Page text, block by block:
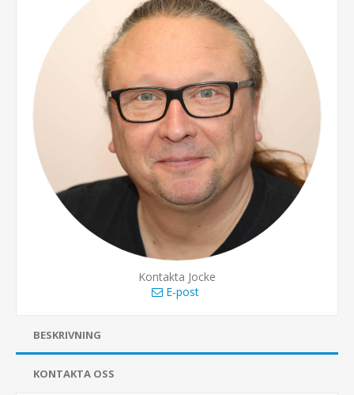
Kontakta Jocke
E-post
BESKRIVNING
KONTAKTA OSS